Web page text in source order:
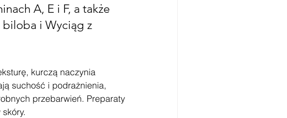
A, E i F, a także
i Wyciąg z
kurczą naczynia
suchość i podrażnienia,
przebarwień. Preparaty